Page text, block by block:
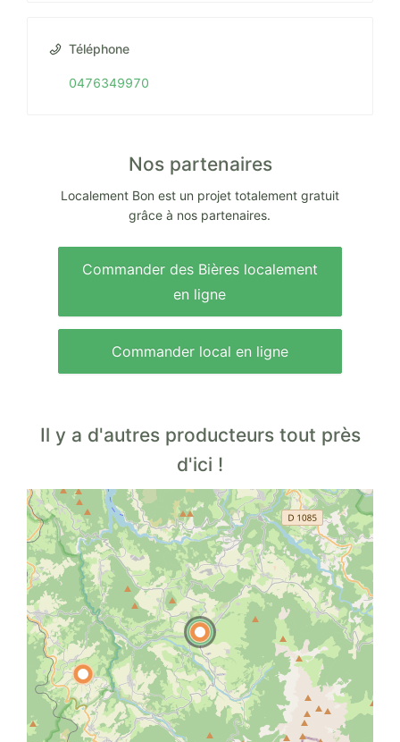
Téléphone
0476349970
Nos partenaires
Localement Bon est un projet totalement gratuit
grâce à nos partenaires.
Commander des Bières localement
en ligne
Commander local en ligne
Il y a d'autres producteurs tout près
d'ici !